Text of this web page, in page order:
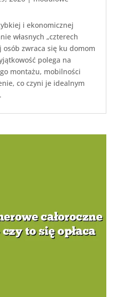
i ekonomicznej
własnych „czterech
osób zwraca się ku domom
polega na
montażu, mobilności
co czyni je idealnym